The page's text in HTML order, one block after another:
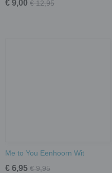
€ 9,00 € 12,95
Me to You Eenhoorn Wit
€ 6,95 € 9,95